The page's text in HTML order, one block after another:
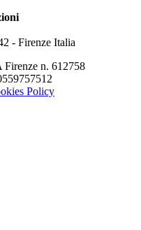
- Firenze Italia
Firenze n. 612758
Policy